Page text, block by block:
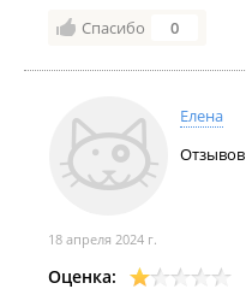
Спасибо 0
Елена
Отзывов
18 апреля 2024 г.
Оценка: